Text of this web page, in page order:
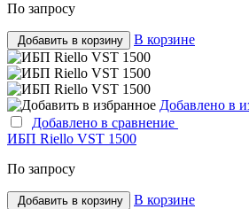
По запросу
Добавить в корзину В корзине
Добавлено в
Добавлено в сравнение
ИБП Riello VST 1500
По запросу
Добавить в корзину В корзине